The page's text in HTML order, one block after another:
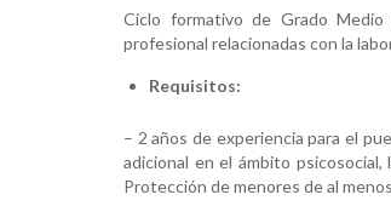
Ciclo formativo de Grado Medio
profesional relacionadas con la
Requisitos:
– 2 años de experiencia para el
adicional en el ámbito
Protección de menores de al